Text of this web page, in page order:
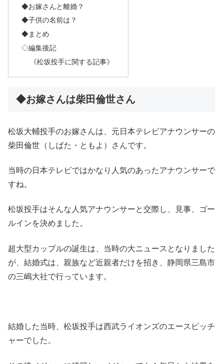
◆お嫁さんと離婚？
◆子供の名前は？
◆まとめ
◇編集後記
《松坂投手に関する記事》
◆お嫁さんは柴田倫世さん
松坂大輔投手のお嫁さんは、元日本テレビアナウンサーの
柴田倫世（しばた・ともよ）さんです。
当時の日本テレビではかなり人気のあったアナウンサーで
すね。
松坂投手はそんな人気アナウンサーと交際し、見事、ゴー
ルインを決めました。
超大型カップルの誕生は、当時の大ニュースとなりました
が、結婚式は、親族など近親者だけを招き、静岡県三島市
の三嶋大社で行っています。
結婚した当時、松坂投手は西武ライオンズのエースピッチ
ャーでした。